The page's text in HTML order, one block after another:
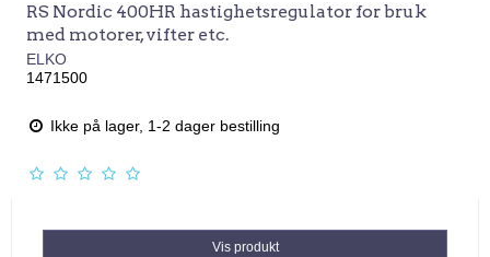
RS Nordic 400HR hastighetsregulator for bruk
med motorer, vifter etc.
ELKO
1471500
Ikke på lager, 1-2 dager bestilling
Vis produkt